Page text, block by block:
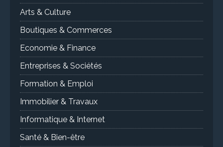
Arts & Culture
Boutiques & Commerces
Economie & Finance
Entreprises & Sociétés
Formation & Emploi
Immobilier & Travaux
Informatique & Internet
Santé & Bien-être